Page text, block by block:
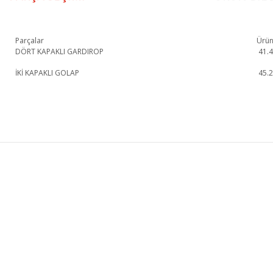
Parçalar
DÖRT KAPAKLI GARDIROP
İKİ KAPAKLI GOLAP